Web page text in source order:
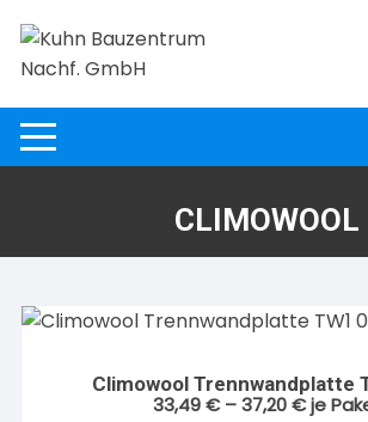
Inhalt
springen
CLIMOWOOL
Climowool Trennwandplatte
33,49€–37,20€je